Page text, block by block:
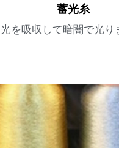
蓄光糸
光を吸収して暗闇で光り